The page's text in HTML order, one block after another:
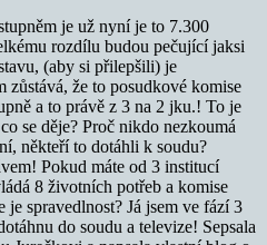
je už nyní je to 7.300
rozdílu budou pečující jaksi
(aby si přilepšili) je
zůstává, že to posudkové komise
a to právě z 3 na 2 jku.! To je
se děje? Proč nikdo nezkoumá
někteří to dotáhli k soudu?
Pokud máte od 3 institucí
8 životních potřeb a komise
je spravedlnost? Já jsem ve fází 3
do soudu a televize! Sepsala